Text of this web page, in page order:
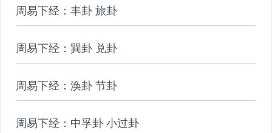
周易下经：丰卦 旅卦
周易下经：巽卦 兑卦
周易下经：涣卦 节卦
周易下经：中孚卦 小过卦